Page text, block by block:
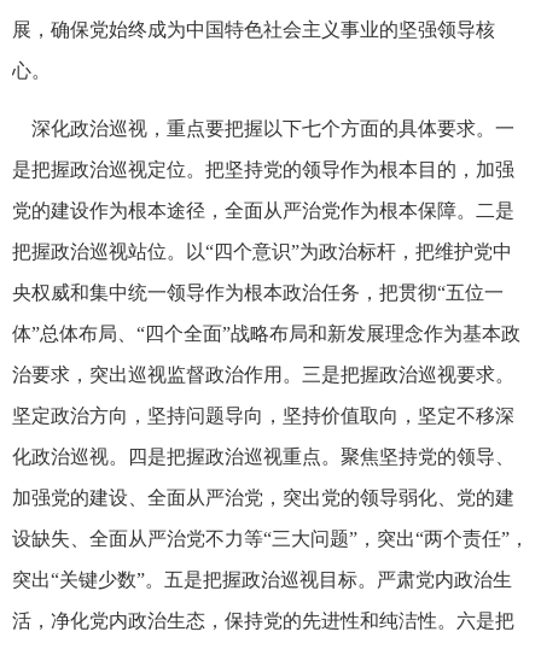
展，确保党始终成为中国特色社会主义事业的坚强领导核
心。
深化政治巡视，重点要把握以下七个方面的具体要求。一
是把握政治巡视定位。把坚持党的领导作为根本目的，加强
党的建设作为根本途径，全面从严治党作为根本保障。二是
把握政治巡视站位。以“四个意识”为政治标杆，把维护党中
央权威和集中统一领导作为根本政治任务，把贯彻“五位一
体”总体布局、“四个全面”战略布局和新发展理念作为基本政
治要求，突出巡视监督政治作用。三是把握政治巡视要求。
坚定政治方向，坚持问题导向，坚持价值取向，坚定不移深
化政治巡视。四是把握政治巡视重点。聚焦坚持党的领导、
加强党的建设、全面从严治党，突出党的领导弱化、党的建
设缺失、全面从严治党不力等“三大问题”，突出“两个责任”，
突出“关键少数”。五是把握政治巡视目标。严肃党内政治生
活，净化党内政治生态，保持党的先进性和纯洁性。六是把